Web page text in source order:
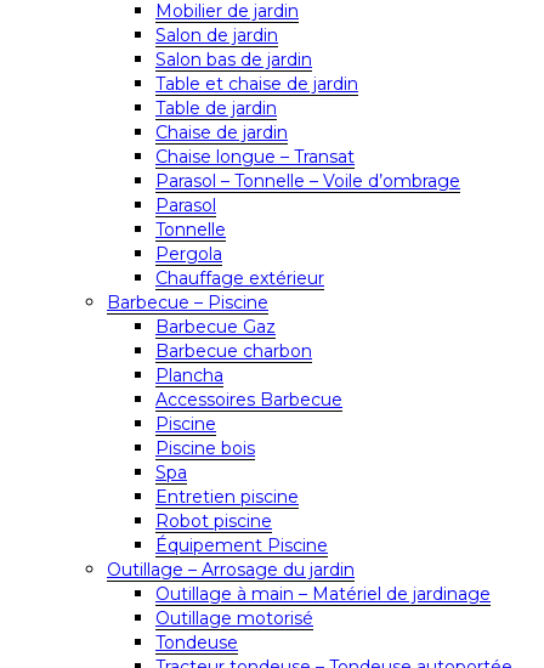
Mobilier de jardin
Salon de jardin
Salon bas de jardin
Table et chaise de jardin
Table de jardin
Chaise de jardin
Chaise longue – Transat
Parasol – Tonnelle – Voile d’ombrage
Parasol
Tonnelle
Pergola
Chauffage extérieur
Barbecue – Piscine
Barbecue Gaz
Barbecue charbon
Plancha
Accessoires Barbecue
Piscine
Piscine bois
Spa
Entretien piscine
Robot piscine
Équipement Piscine
Outillage – Arrosage du jardin
Outillage à main – Matériel de jardinage
Outillage motorisé
Tondeuse